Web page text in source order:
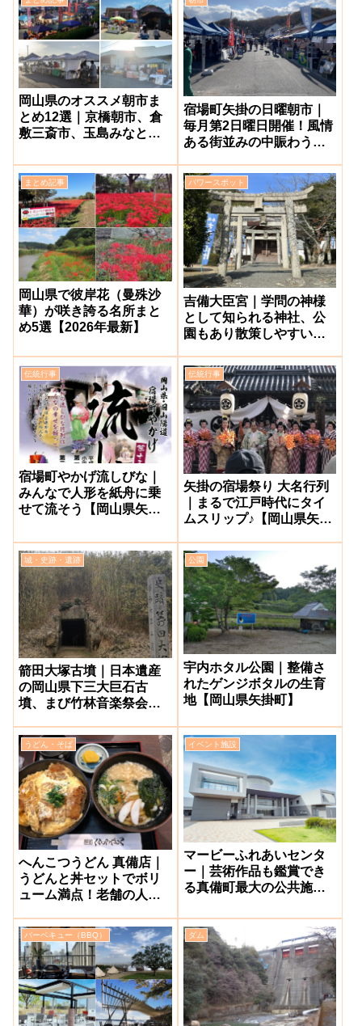
岡山県のオススメ朝市ま
とめ12選｜京橋朝市、倉
敷三斎市、玉島みなと朝
宿場町矢掛の日曜朝市｜
毎月第2日曜日開催！風情
ある街並みの中賑わう朝
まとめ記事
岡山県で彼岸花（曼殊沙
華）が咲き誇る名所まと
め5選【2026年最新】
パワースポット
吉備大臣宮｜学問の神様
として知られる神社、公
園もあり散策しやすい
伝統行事
宿場町やかげ流しびな｜
みんなで人形を紙舟に乗
せて流そう【岡山県矢掛
伝統行事
矢掛の宿場祭り 大名行列
｜まるで江戸時代にタイ
ムスリップ♪【岡山県矢掛
城・史跡・遺跡
箭田大塚古墳｜日本遺産
の岡山県下三大巨石古
墳、まび竹林音楽祭会場
公園
宇内ホタル公園｜整備さ
れたゲンジボタルの生育
地【岡山県矢掛町】
うどん・そば
へんこつうどん 真備店｜
うどんと丼セットでボリ
ューム満点！老舗の人気
イベント施設
マービーふれあいセンタ
ー｜芸術作品も鑑賞でき
る真備町最大の公共施設
バーベキュー（BBQ） ダム